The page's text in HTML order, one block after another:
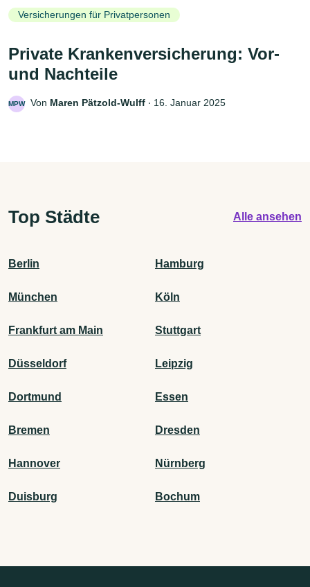
Versicherungen für Privatpersonen
Private Krankenversicherung: Vor-
und Nachteile
MPW Von Maren Pätzold-Wulff ‧ 16. Januar 2025
Top Städte Alle ansehen
Berlin Hamburg
München Köln
Frankfurt am Main Stuttgart
Düsseldorf Leipzig
Dortmund Essen
Bremen Dresden
Hannover Nürnberg
Duisburg Bochum